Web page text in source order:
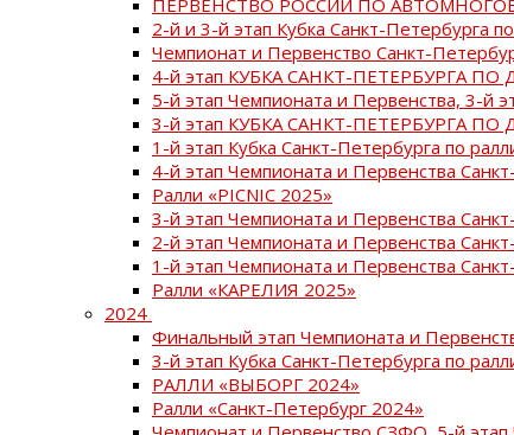
2-й и 3-й этап Кубка Санкт-Петербурга
Чемпионат и Первенство Санкт-
4-й этап КУБКА САНКТ-ПЕТЕРБУРГА ПО
5-й этап Чемпионата и Первенства, 3-й
3-й этап КУБКА САНКТ-ПЕТЕРБУРГА ПО
1-й этап Кубка Санкт-Петербурга по
4-й этап Чемпионата и Первенства
Ралли «PICNIC 2025»
3-й этап Чемпионата и Первенства
2-й этап Чемпионата и Первенства
1-й этап Чемпионата и Первенства
Ралли «КАРЕЛИЯ 2025»
2024
Финальный этап Чемпионата и
3-й этап Кубка Санкт-Петербурга по
РАЛЛИ «ВЫБОРГ 2024»
Ралли «Санкт-Петербург 2024»